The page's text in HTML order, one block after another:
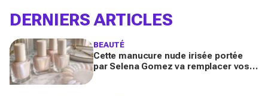
DERNIERS ARTICLES
BEAUTÉ
Cette manucure nude irisée portée
par Selena Gomez va remplacer vos